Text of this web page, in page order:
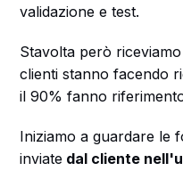
validazione e test.
Stavolta però
clienti stanno facendo
il 90% fanno
Iniziamo a guardare le
inviate dal cliente